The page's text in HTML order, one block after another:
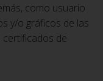
como usuario
y/o gráficos de las
de